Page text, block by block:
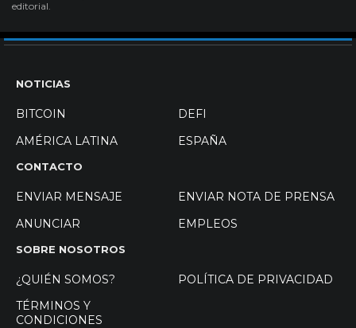
editorial.
NOTICIAS
BITCOIN
DEFI
AMÉRICA LATINA
ESPAÑA
CONTACTO
ENVIAR MENSAJE
ENVIAR NOTA DE PRENSA
ANUNCIAR
EMPLEOS
SOBRE NOSOTROS
¿QUIÉN SOMOS?
POLÍTICA DE PRIVACIDAD
TÉRMINOS Y
CONDICIONES